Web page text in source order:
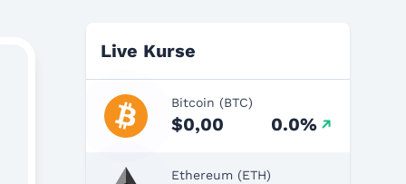
Live Kurse
Bitcoin (BTC)
$0,00 0.0%
Ethereum (ETH)